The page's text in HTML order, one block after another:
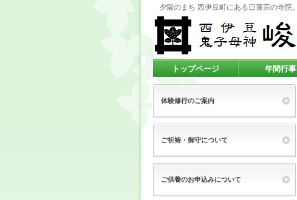
夕陽のまち 西伊豆町にある日蓮宗の寺
トップページ 年間行事
体験修行のご案内
ご祈祷・御守について
ご供養のお申込みについて